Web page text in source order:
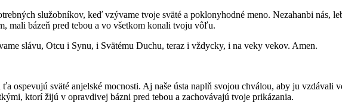
služobníkov, keď vzývame tvoje sväté a poklonyhodné meno. Nezahanbi nás,
mali bázeň pred tebou a vo všetkom konali tvoju vôľu.
slávu, Otcu i Synu, i Svätému Duchu, teraz i vždycky, i na veky vekov. Amen.
ospevujú sväté anjelské mocnosti. Aj naše ústa naplň svojou chválou, aby ju
ktorí žijú v opravdivej bázni pred tebou a zachovávajú tvoje prikázania.